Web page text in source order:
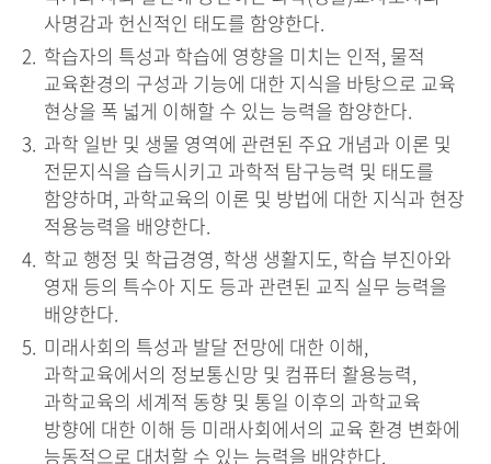
사명감과 헌신적인 태도를 함양한다.
학습자의 특성과 학습에 영향을 미치는 인적, 물적
교육환경의 구성과 기능에 대한 지식을 바탕으로 교육
현상을 폭 넓게 이해할 수 있는 능력을 함양한다.
과학 일반 및 생물 영역에 관련된 주요 개념과 이론 및
전문지식을 습득시키고 과학적 탐구능력 및 태도를
함양하며, 과학교육의 이론 및 방법에 대한 지식과 현장
적용능력을 배양한다.
학교 행정 및 학급경영, 학생 생활지도, 학습 부진아와
영재 등의 특수아 지도 등과 관련된 교직 실무 능력을
배양한다.
미래사회의 특성과 발달 전망에 대한 이해,
과학교육에서의 정보통신망 및 컴퓨터 활용능력,
과학교육의 세계적 동향 및 통일 이후의 과학교육
방향에 대한 이해 등 미래사회에서의 교육 환경 변화에
능동적으로 대처할 수 있는 능력을 배양한다.